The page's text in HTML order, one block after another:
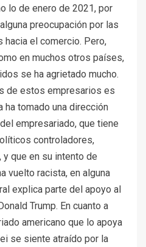
lo de enero de 2021, por
preocupación por las
el comercio. Pero,
en muchos otros países,
se ha agrietado mucho.
de estos empresarios es
ha tomado una dirección
empresariado, que tiene
controladores,
que en su intento de
vuelto racista, en alguna
explica parte del apoyo al
Trump. En cuanto a
americano que lo apoya
se siente atraído por la